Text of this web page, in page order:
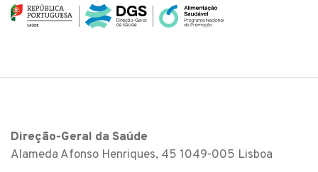
Direção-Geral da Saúde
Alameda Afonso Henriques, 45 1049-005 Lisboa